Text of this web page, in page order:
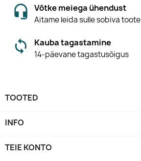
Võtke meiega ühendust
Aitame leida sulle sobiva toote
Kauba tagastamine
14-päevane tagastusõigus
TOOTED
INFO
TEIE KONTO